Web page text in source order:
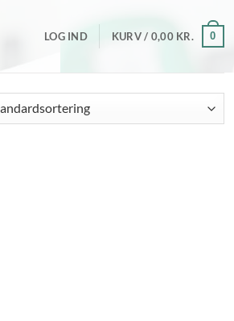
LOG IND KURV / 0,00 KR. 0